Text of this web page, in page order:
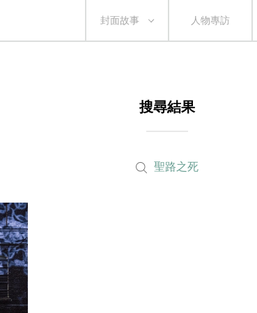
封面故事 人物專訪
搜尋結果
聖路之死